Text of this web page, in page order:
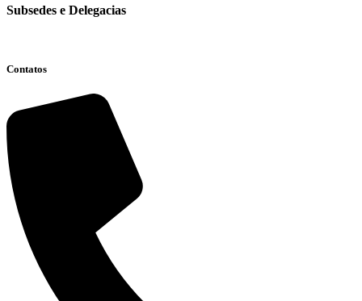
Subsedes e Delegacias
Contatos